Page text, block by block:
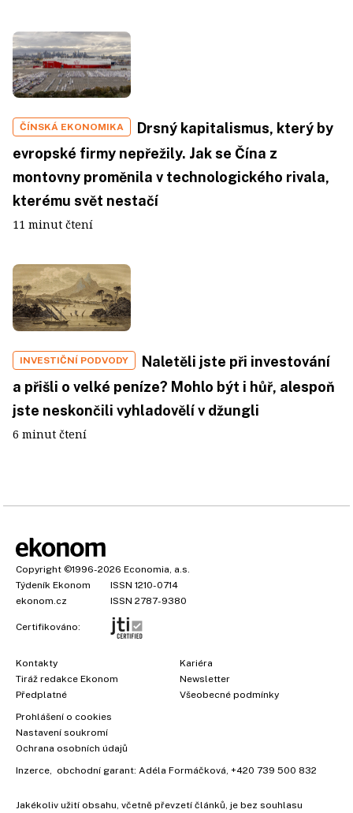
ČÍNSKÁ EKONOMIKA
Drsný kapitalismus, který by
evropské firmy nepřežily. Jak se Čína z
montovny proměnila v technologického rivala,
kterému svět nestačí
11 minut čtení
INVESTIČNÍ PODVODY
Naletěli jste při investování
a přišli o velké peníze? Mohlo být i hůř, alespoň
jste neskončili vyhladovělí v džungli
6 minut čtení
Copyright ©1996-2026 Economia, a.s.
Týdeník Ekonom
ISSN 1210-0714
ekonom.cz
ISSN 2787-9380
Certifikováno:
Kontakty
Tiráž redakce Ekonom
Předplatné
Kariéra
Newsletter
Všeobecné podmínky
Prohlášení o cookies
Nastavení soukromí
Ochrana osobních údajů
Inzerce , obchodní garant: Adéla Formáčková +420 739 500 832
Jakékoliv užití obsahu, včetně převzetí článků, je bez souhlasu